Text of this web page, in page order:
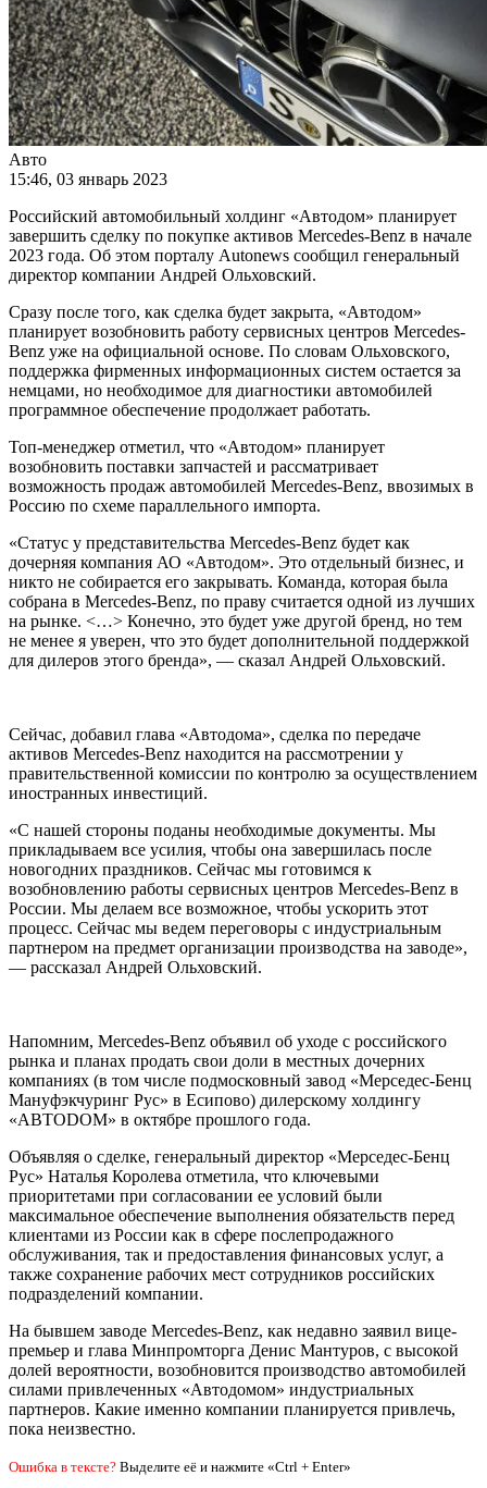
Авто
15:46, 03 январь 2023
Российский автомобильный холдинг «Автодом» планирует
завершить сделку по покупке активов Mercedes-Benz в начале
2023 года. Об этом порталу Autonews сообщил генеральный
директор компании Андрей Ольховский.
Сразу после того, как сделка будет закрыта, «Автодом»
планирует возобновить работу сервисных центров Mercedes-
Benz уже на официальной основе. По словам Ольховского,
поддержка фирменных информационных систем остается за
немцами, но необходимое для диагностики автомобилей
программное обеспечение продолжает работать.
Топ-менеджер отметил, что «Автодом» планирует
возобновить поставки запчастей и рассматривает
возможность продаж автомобилей Mercedes-Benz, ввозимых в
Россию по схеме параллельного импорта.
«Статус у представительства Mercedes-Benz будет как
дочерняя компания АО «Автодом». Это отдельный бизнес, и
никто не собирается его закрывать. Команда, которая была
собрана в Mercedes-Benz, по праву считается одной из лучших
на рынке. <…> Конечно, это будет уже другой бренд, но тем
не менее я уверен, что это будет дополнительной поддержкой
для дилеров этого бренда», — сказал Андрей Ольховский.
Сейчас, добавил глава «Автодома», сделка по передаче
активов Mercedes-Benz находится на рассмотрении у
правительственной комиссии по контролю за осуществлением
иностранных инвестиций.
«С нашей стороны поданы необходимые документы. Мы
прикладываем все усилия, чтобы она завершилась после
новогодних праздников. Сейчас мы готовимся к
возобновлению работы сервисных центров Mercedes-Benz в
России. Мы делаем все возможное, чтобы ускорить этот
процесс. Сейчас мы ведем переговоры с индустриальным
партнером на предмет организации производства на заводе»,
— рассказал Андрей Ольховский.
Напомним, Mercedes-Benz объявил об уходе с российского
рынка и планах продать свои доли в местных дочерних
компаниях (в том числе подмосковный завод «Мерседес-Бенц
Мануфэкчуринг Рус» в Есипово) дилерскому холдингу
«АВТОDOM» в октябре прошлого года.
Объявляя о сделке, генеральный директор «Мерседес-Бенц
Рус» Наталья Королева отметила, что ключевыми
приоритетами при согласовании ее условий были
максимальное обеспечение выполнения обязательств перед
клиентами из России как в сфере послепродажного
обслуживания, так и предоставления финансовых услуг, а
также сохранение рабочих мест сотрудников российских
подразделений компании.
На бывшем заводе Mercedes-Benz, как недавно заявил вице-
премьер и глава Минпромторга Денис Мантуров, с высокой
долей вероятности, возобновится производство автомобилей
силами привлеченных «Автодомом» индустриальных
партнеров. Какие именно компании планируется привлечь,
пока неизвестно.
Ошибка в тексте? Выделите её и нажмите «Ctrl + Enter»